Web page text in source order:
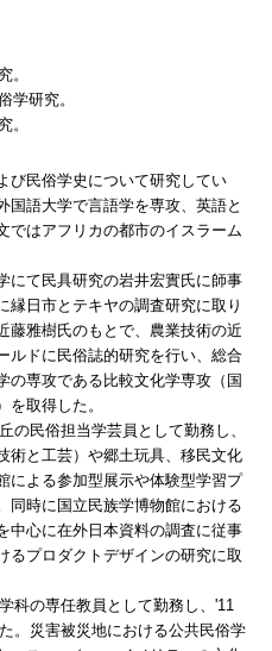
。
学研究。
。
び民俗学史について研究してい
国語大学で言語学を専攻、英語と
ではアフリカの都市のイスラーム
にて民具研究の岩井宏實氏に師事
縁日市とテキヤの調査研究に取り
藤雅樹氏のもとで、農業技術の近
ルドに民俗誌的研究を行い、総合
の専攻である比較文化学専攻（国
取得した。
の民俗担当学芸員として勤務し、
術と工芸）や郷土玩具、移民文化
による参加型展示や体験型学習プ
同時に国立民族学博物館における
中心に在外日本資料の調査に従事
るプロダクトデザインの研究に取
科の専任教員として勤務し、'11
。災害被災地における公共民俗学